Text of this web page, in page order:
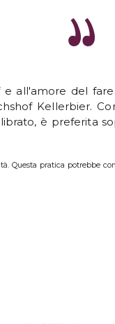
e all'amore del
Kellerbier.
è preferita
Questa pratica potrebbe